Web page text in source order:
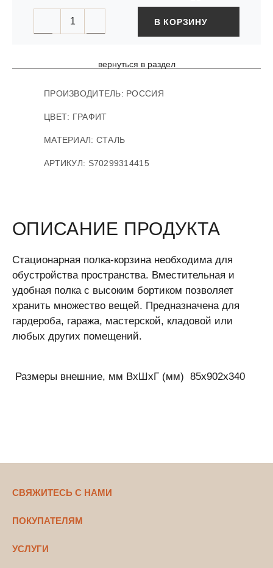
В КОРЗИНУ
вернуться в раздел
ПРОИЗВОДИТЕЛЬ: РОССИЯ
ЦВЕТ: ГРАФИТ
МАТЕРИАЛ: СТАЛЬ
АРТИКУЛ: S70299314415
ОПИСАНИЕ ПРОДУКТА
Стационарная полка-корзина необходима для
обустройства пространства. Вместительная и
удобная полка с высоким бортиком позволяет
хранить множество вещей. Предназначена для
гардероба, гаража, мастерской, кладовой или
любых других помещений.
Размеры внешние, мм ВхШхГ (мм) 85x902x340
СВЯЖИТЕСЬ С НАМИ
ПОКУПАТЕЛЯМ
УСЛУГИ